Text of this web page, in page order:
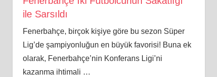
ile Sarsıldı
Fenerbahçe, birçok kişiye göre bu sezon Süper
Lig’de şampiyonluğun en büyük favorisi! Buna ek
olarak, Fenerbahçe’nin Konferans Ligi’ni
kazanma ihtimali …